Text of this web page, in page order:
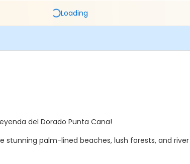
Loading
del Dorado Punta Cana!
palm-lined beaches, lush forests, and